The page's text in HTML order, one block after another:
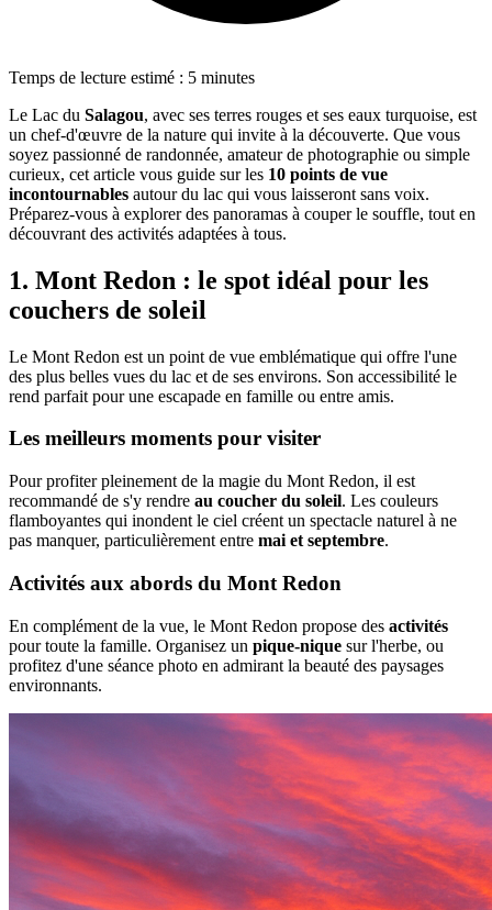
Temps de lecture estimé : 5 minutes
Le Lac du Salagou, avec ses terres rouges et ses eaux turquoise, est
un chef-d'œuvre de la nature qui invite à la découverte. Que vous
soyez passionné de randonnée, amateur de photographie ou simple
curieux, cet article vous guide sur les 10 points de vue
incontournables autour du lac qui vous laisseront sans voix.
Préparez-vous à explorer des panoramas à couper le souffle, tout en
découvrant des activités adaptées à tous.
1. Mont Redon : le spot idéal pour les
couchers de soleil
Le Mont Redon est un point de vue emblématique qui offre l'une
des plus belles vues du lac et de ses environs. Son accessibilité le
rend parfait pour une escapade en famille ou entre amis.
Les meilleurs moments pour visiter
Pour profiter pleinement de la magie du Mont Redon, il est
recommandé de s'y rendre au coucher du soleil. Les couleurs
flamboyantes qui inondent le ciel créent un spectacle naturel à ne
pas manquer, particulièrement entre mai et septembre.
Activités aux abords du Mont Redon
En complément de la vue, le Mont Redon propose des activités
pour toute la famille. Organisez un pique-nique sur l'herbe, ou
profitez d'une séance photo en admirant la beauté des paysages
environnants.